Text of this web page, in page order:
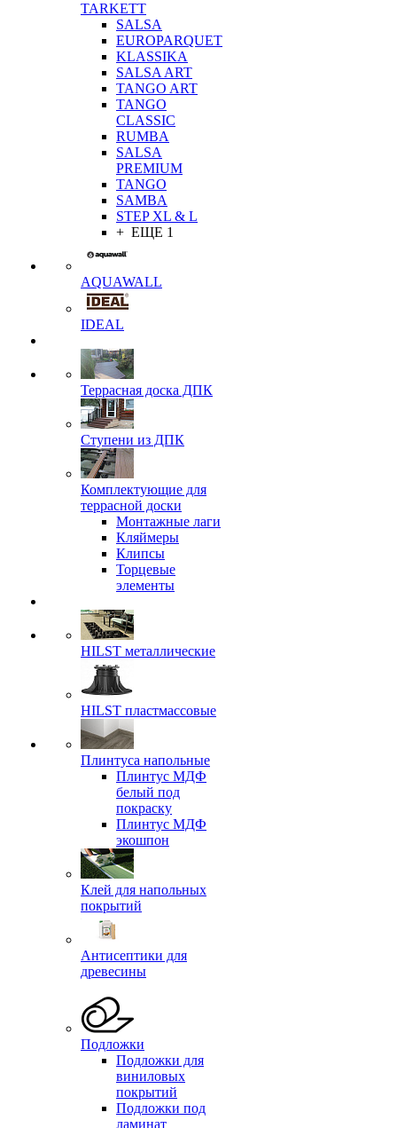
TARKETT
SALSA
EUROPARQUET
KLASSIKA
SALSA ART
TANGO ART
TANGO
CLASSIC
RUMBA
SALSA
PREMIUM
TANGO
SAMBA
STEP XL & L
+ ЕЩЕ 1
AQUAWALL
IDEAL
Террасная доска ДПК
Ступени из ДПК
Комплектующие для
террасной доски
Монтажные лаги
Кляймеры
Клипсы
Торцевые
элементы
HILST металлические
HILST пластмассовые
Плинтуса напольные
Плинтус МДФ
белый под
покраску
Плинтус МДФ
экошпон
Клей для напольных
покрытий
Антисептики для
древесины
Подложки
Подложки для
виниловых
покрытий
Подложки под
ламинат